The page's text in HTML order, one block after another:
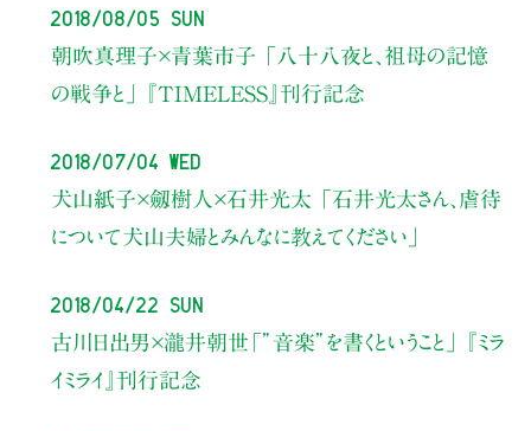
2018/08/05 Sun
朝吹真理子×青葉市子
「八十八夜と、祖母の記憶
の戦争と」
『TIMELESS』刊行記念
2018/07/04 Wed
犬山紙子×劔樹人×石井光太
「石井光太さん、虐待
について犬山夫婦とみんなに教えてください」
2018/04/22 Sun
古川日出男×瀧井朝世 「”音楽”を書くということ」
『ミラ
イミライ』刊行記念